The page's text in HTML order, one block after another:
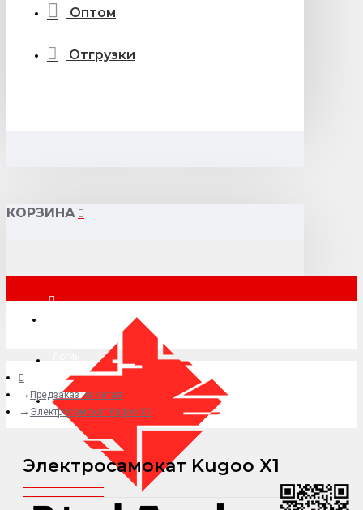
Оптом
Отгрузки
КОРЗИНА
+7 (495) 015-41-41
Предзаказ из Китая
Электросамокат Kugoo X1
Электросамокат Kugoo X1